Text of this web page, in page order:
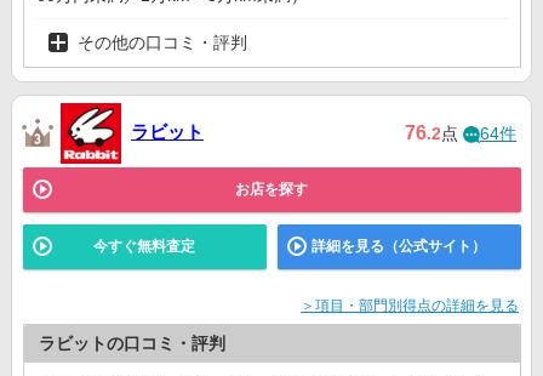
その他の口コミ・評判
ラビット 76.2点 64件
お店を探す
今すぐ無料査定 詳細を見る（公式サイト）
＞項目・部門別得点の詳細を見る
ラビットの口コミ・評判